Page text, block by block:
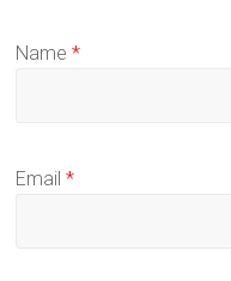
Name*
Email*